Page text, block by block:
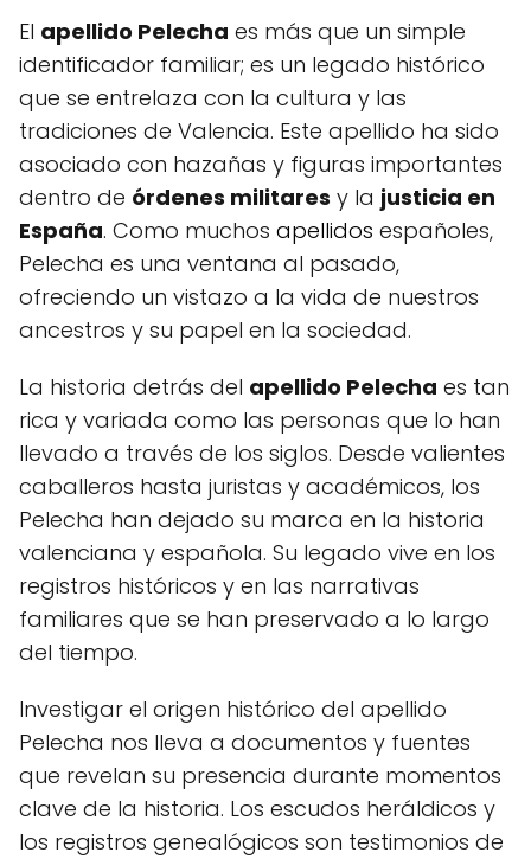
El apellido Pelecha es más que un simple
identificador familiar; es un legado histórico
que se entrelaza con la cultura y las
tradiciones de Valencia. Este apellido ha sido
asociado con hazañas y figuras importantes
dentro de órdenes militares y la justicia en
España. Como muchos apellidos españoles,
Pelecha es una ventana al pasado,
ofreciendo un vistazo a la vida de nuestros
ancestros y su papel en la sociedad.
La historia detrás del apellido Pelecha es tan
rica y variada como las personas que lo han
llevado a través de los siglos. Desde valientes
caballeros hasta juristas y académicos, los
Pelecha han dejado su marca en la historia
valenciana y española. Su legado vive en los
registros históricos y en las narrativas
familiares que se han preservado a lo largo
del tiempo.
Investigar el origen histórico del apellido
Pelecha nos lleva a documentos y fuentes
que revelan su presencia durante momentos
clave de la historia. Los escudos heráldicos y
los registros genealógicos son testimonios de